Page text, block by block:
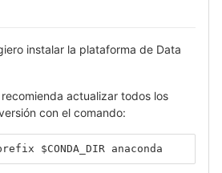
instalar la plataforma de Data
actualizar todos los
con el comando:
$CONDA_DIR anaconda